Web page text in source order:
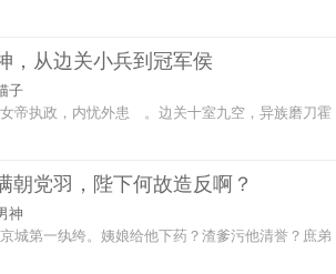
，从边关小兵到冠军侯
子
帝执政，内忧外患 。边关十室九空，异族磨刀霍
朝党羽，陛下何故造反啊？
神
城第一纨绔。姨娘给他下药？渣爹污他清誉？庶弟